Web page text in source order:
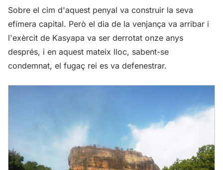
Sobre el cim d'aquest penyal va construir la seva
efímera capital. Però el dia de la venjança va arribar i
l'exèrcit de Kasyapa va ser derrotat onze anys
després, i en aquest mateix lloc, sabent-se
condemnat, el fugaç rei es va defenestrar.